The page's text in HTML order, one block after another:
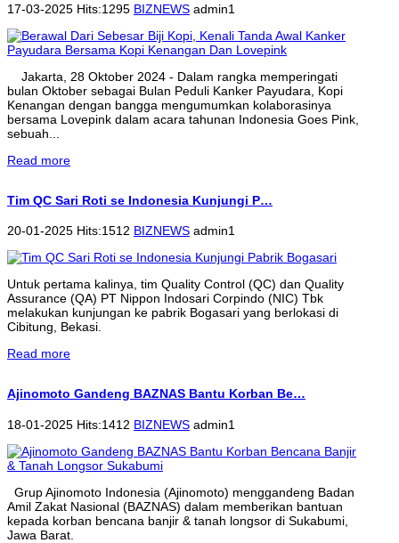
17-03-2025 Hits:1295 BIZNEWS admin1
Jakarta, 28 Oktober 2024 - Dalam rangka memperingati
bulan Oktober sebagai Bulan Peduli Kanker Payudara, Kopi
Kenangan dengan bangga mengumumkan kolaborasinya
bersama Lovepink dalam acara tahunan Indonesia Goes Pink,
sebuah...
Read more
Tim QC Sari Roti se Indonesia Kunjungi P…
20-01-2025 Hits:1512 BIZNEWS admin1
Untuk pertama kalinya, tim Quality Control (QC) dan Quality
Assurance (QA) PT Nippon Indosari Corpindo (NIC) Tbk
melakukan kunjungan ke pabrik Bogasari yang berlokasi di
Cibitung, Bekasi.
Read more
Ajinomoto Gandeng BAZNAS Bantu Korban Be…
18-01-2025 Hits:1412 BIZNEWS admin1
Grup Ajinomoto Indonesia (Ajinomoto) menggandeng Badan
Amil Zakat Nasional (BAZNAS) dalam memberikan bantuan
kepada korban bencana banjir & tanah longsor di Sukabumi,
Jawa Barat.